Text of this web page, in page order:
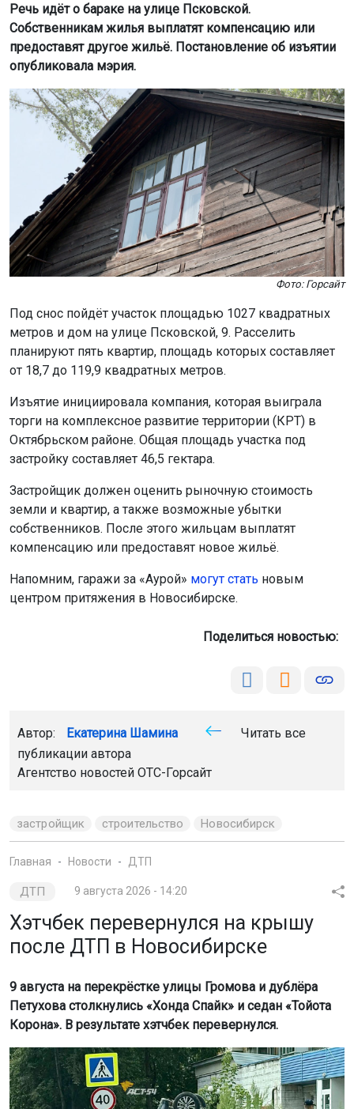
Речь идёт о бараке на улице Псковской.
Собственникам жилья выплатят компенсацию или
предоставят другое жильё. Постановление об изъятии
опубликовала мэрия.
Фото: Горсайт
Под снос пойдёт участок площадью 1027 квадратных
метров и дом на улице Псковской, 9. Расселить
планируют пять квартир, площадь которых составляет
от 18,7 до 119,9 квадратных метров.
Изъятие инициировала компания, которая выиграла
торги на комплексное развитие территории (КРТ) в
Октябрьском районе. Общая площадь участка под
застройку составляет 46,5 гектара.
Застройщик должен оценить рыночную стоимость
земли и квартир, а также возможные убытки
собственников. После этого жильцам выплатят
компенсацию или предоставят новое жильё.
Напомним, гаражи за «Аурой» могут стать новым
центром притяжения в Новосибирске.
Поделиться новостью:
Автор: Екатерина Шамина
Читать все
публикации автора
Агентство новостей ОТС-Горсайт
застройщик строительство Новосибирск
Главная Новости ДТП
ДТП 9 августа 2026 - 14:20
Хэтчбек перевернулся на крышу
после ДТП в Новосибирске
9 августа на перекрёстке улицы Громова и дублёра
Петухова столкнулись «Хонда Спайк» и седан «Тойота
Корона». В результате хэтчбек перевернулся.